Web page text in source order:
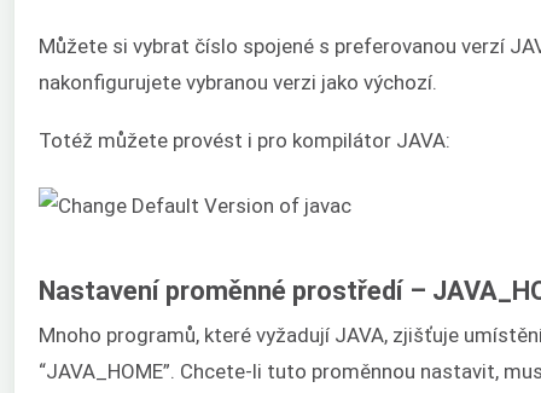
Můžete si vybrat číslo spojené s preferovanou verzí
nakonfigurujete vybranou verzi jako výchozí.
Totéž můžete provést i pro kompilátor JAVA:
Nastavení proměnné prostředí –
Mnoho programů, které vyžadují JAVA, zjišťuje
“JAVA_HOME”. Chcete-li tuto proměnnou nastavit,